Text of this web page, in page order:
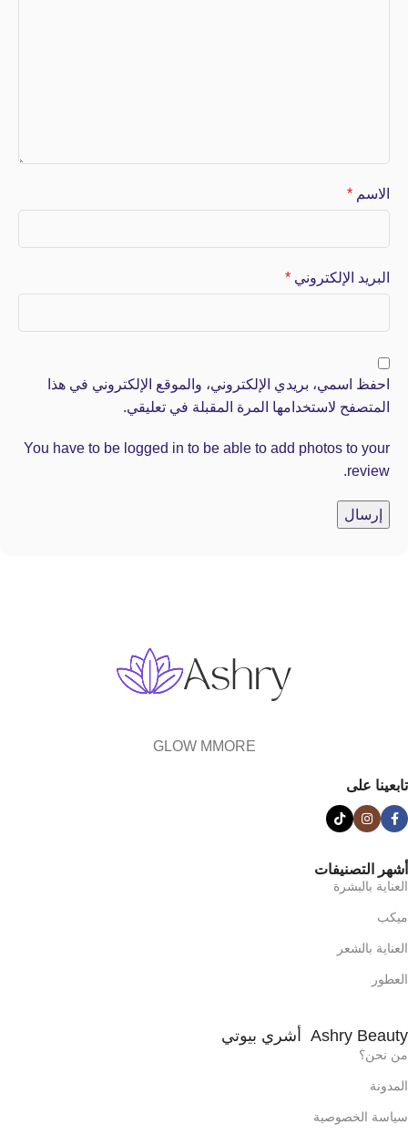
الاسم *
البريد الإلكتروني *
احفظ اسمي، بريدي الإلكتروني، والموقع الإلكتروني في هذا
المتصفح لاستخدامها المرة المقبلة في تعليقي.
You have to be logged in to be able to add photos to your
review.
GLOW MMORE
تابعينا على
أشهر التصنيفات
العناية بالبشرة
ميكب
العناية بالشعر
العطور
Ashry Beauty أشري بيوتي
من نحن؟
المدونة
سياسة الخصوصية